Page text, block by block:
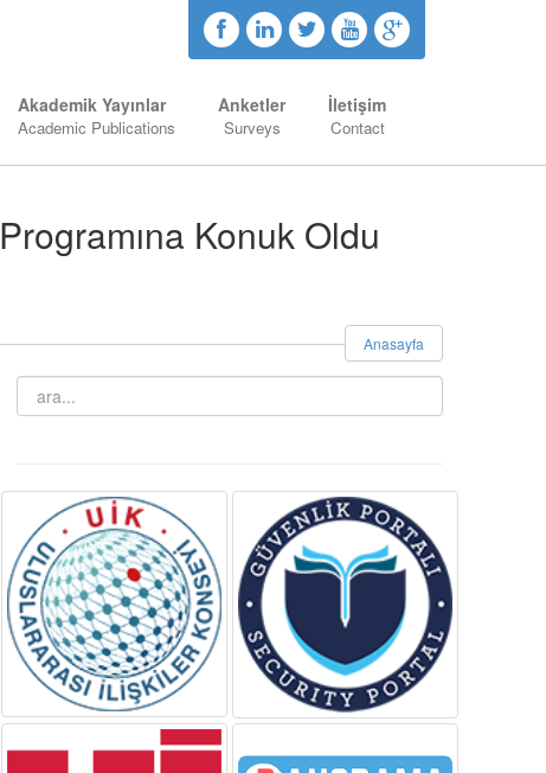
Akademik Yayınlar
Academic Publications
Anketler
Surveys
İletişim
Contact
Konuk Oldu
Anasayfa